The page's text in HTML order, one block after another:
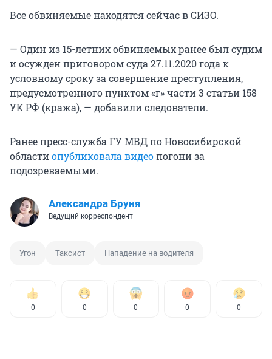
Все обвиняемые находятся сейчас в СИЗО.
— Один из 15-летних обвиняемых ранее был судим
и осужден приговором суда 27.11.2020 года к
условному сроку за совершение преступления,
предусмотренного пунктом «г» части 3 статьи 158
УК РФ (кража), — добавили следователи.
Ранее пресс-служба ГУ МВД по Новосибирской
областиопубликовала видеопогони за
подозреваемыми.
Александра Бруня
Ведущий корреспондент
Угон Таксист Нападение на водителя
0 0 0 0 0